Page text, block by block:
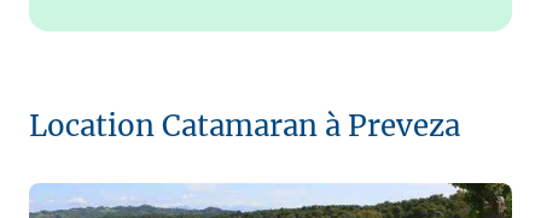
Location Catamaran à Preveza